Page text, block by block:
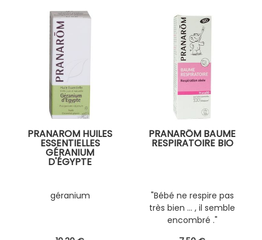
PRANAROM HUILES
ESSENTIELLES
GÉRANIUM
D'ÉGYPTE
géranium
PRANARÔM BAUME
RESPIRATOIRE BIO
"Bébé ne respire pas
très bien ... , il semble
encombré ."